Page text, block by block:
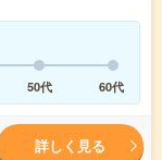
50代 60代
詳しく見る